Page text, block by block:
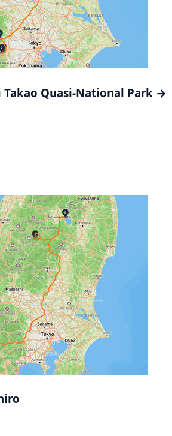
Quasi-National Park →